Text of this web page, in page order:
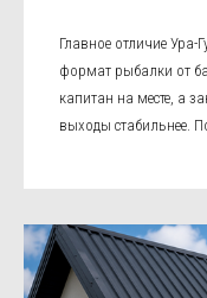
Главное отличие Ура-
формат рыбалки от
капитан на месте, а
выходы стабильнее.